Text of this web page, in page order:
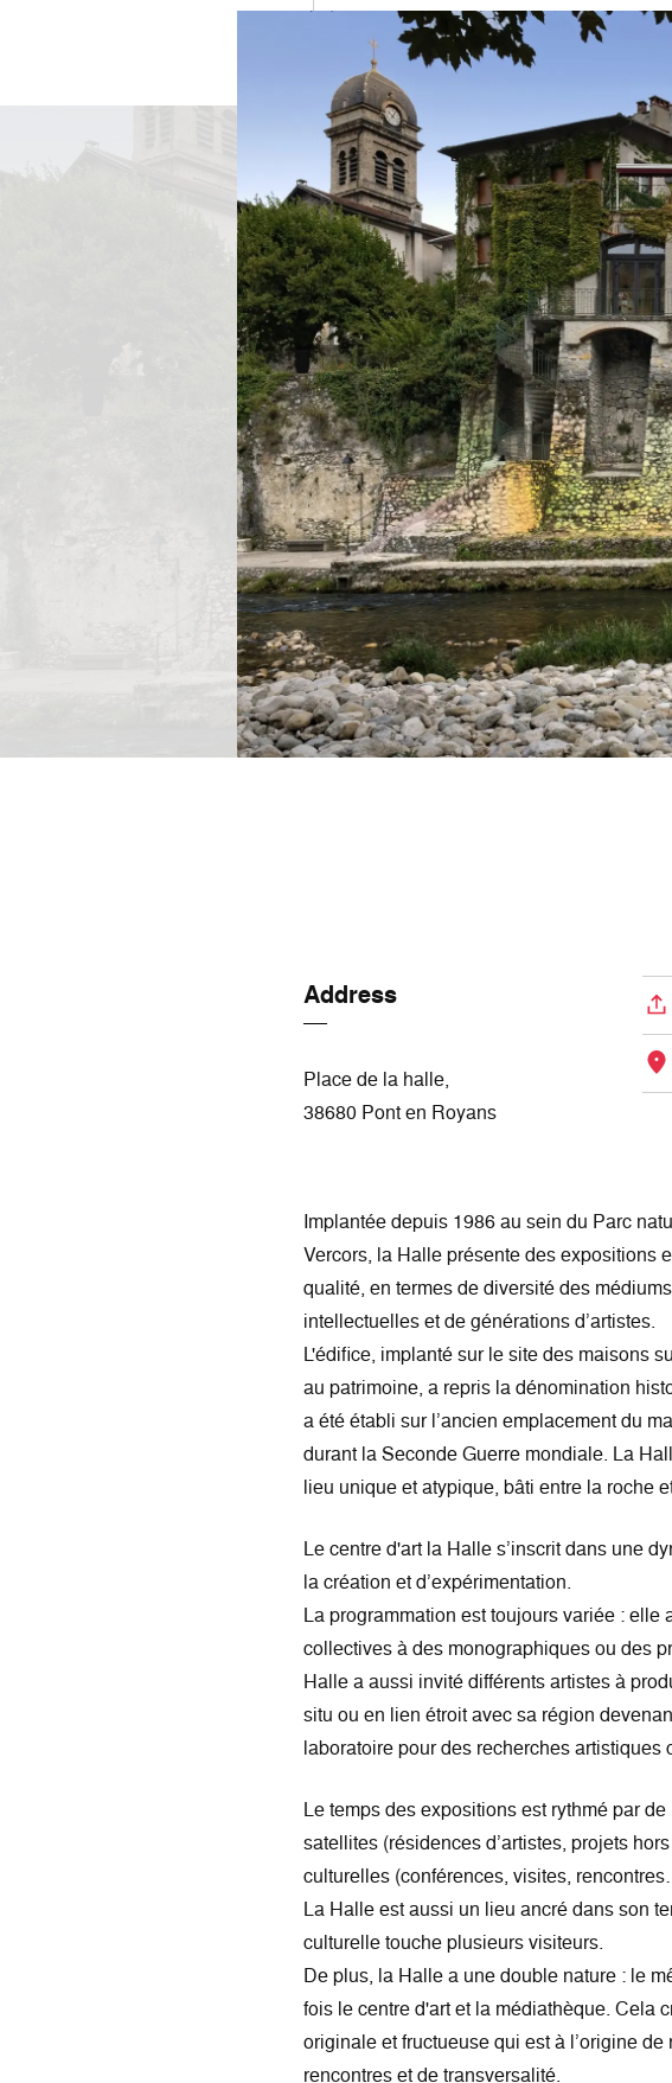
Address
Place de la halle,
38680 Pont en Royans
Implantée depuis 1986 au sein du Parc
Vercors, la Halle présente des expositions
qualité, en termes de diversité des
intellectuelles et de générations d’artistes.
L'édifice, implanté sur le site des maisons
au patrimoine, a repris la dénomination
a été établi sur l’ancien emplacement du
durant la Seconde Guerre mondiale. La
lieu unique et atypique, bâti entre la roche
Le centre d'art la Halle s’inscrit dans une
la création et d’expérimentation.
La programmation est toujours variée : elle
collectives à des monographiques ou des
Halle a aussi invité différents artistes à
situ ou en lien étroit avec sa région
laboratoire pour des recherches artistiques
Le temps des expositions est rythmé par
satellites (résidences d’artistes, projets
culturelles (conférences, visites,
La Halle est aussi un lieu ancré dans son
culturelle touche plusieurs visiteurs.
De plus, la Halle a une double nature : le
fois le centre d'art et la médiathèque. Cela
originale et fructueuse qui est à l’origine de
rencontres et de transversalité.